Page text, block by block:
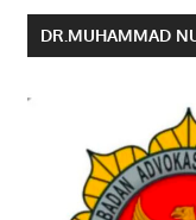
DR.MUHAMMAD